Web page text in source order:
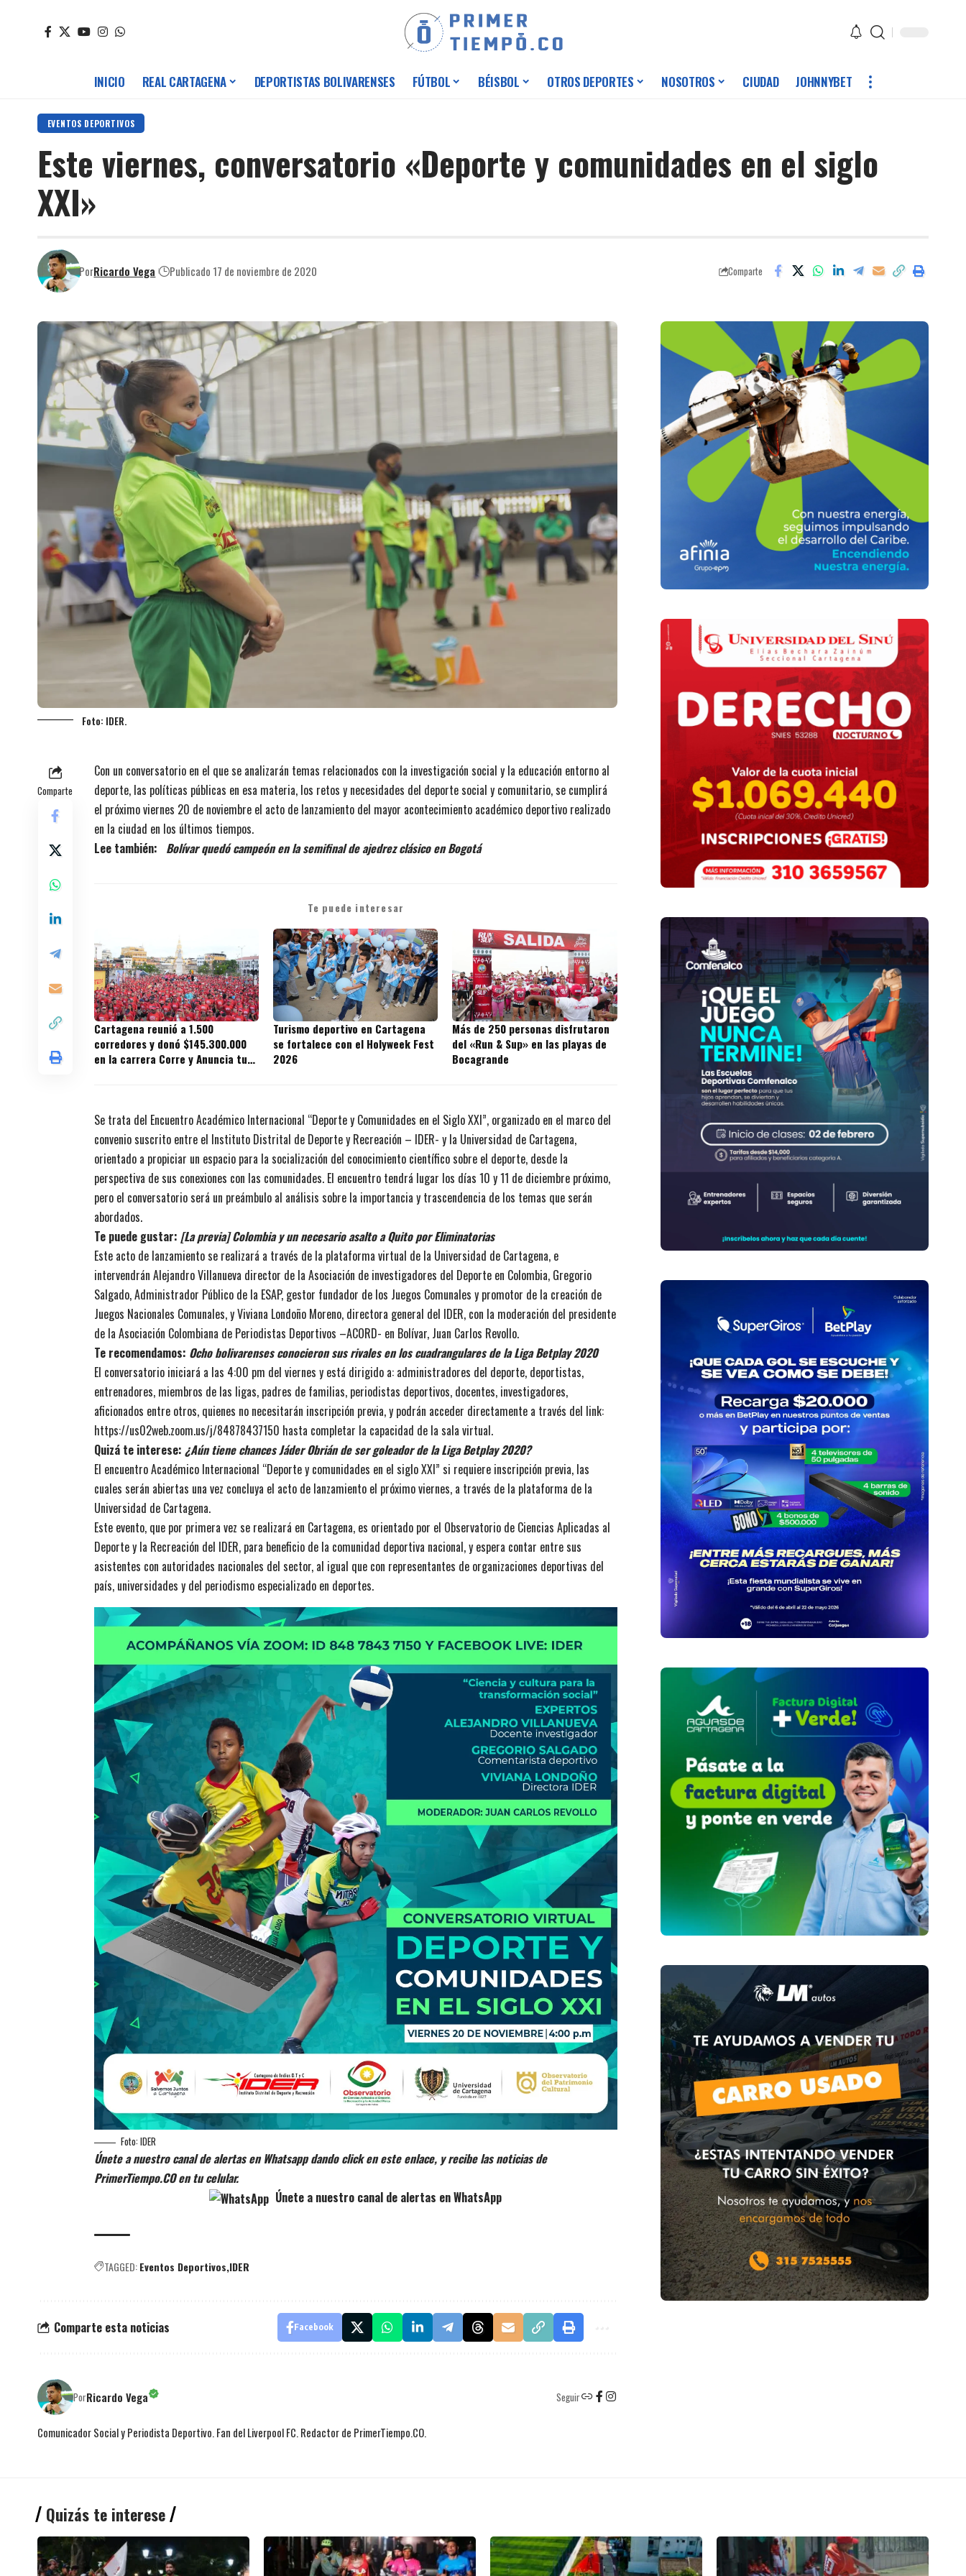
INICIO REAL CARTAGENA DEPORTISTAS BOLIVARENSES FÚTBOL BÉISBOL OTROS DEPORTES NOSOTROS CIUDAD JOHNNYBET
EVENTOS DEPORTIVOS
Este viernes, conversatorio «Deporte y comunidades en el siglo
XXI»
PorRicardo Vega Publicado 17 de noviembre de 2020 Comparte
Foto: IDER.
Comparte
Con un conversatorio en el que se analizarán temas relacionados con la investigación social y la educación entorno al
deporte, las políticas públicas en esa materia, los retos y necesidades del deporte social y comunitario, se cumplirá
el próximo viernes 20 de noviembre el acto de lanzamiento del mayor acontecimiento académico deportivo realizado
en la ciudad en los últimos tiempos.
Lee también: Bolívar quedó campeón en la semifinal de ajedrez clásico en Bogotá
Te puede interesar
Cartagena reunió a 1.500
corredores y donó $145.300.000
en la carrera Corre y Anuncia tu
Turismo deportivo en Cartagena
se fortalece con el Holyweek Fest
2026
Más de 250 personas disfrutaron
del «Run & Sup» en las playas de
Bocagrande
Se trata del Encuentro Académico Internacional “Deporte y Comunidades en el Siglo XXI”, organizado en el marco del
convenio suscrito entre el Instituto Distrital de Deporte y Recreación – IDER- y la Universidad de Cartagena,
orientado a propiciar un espacio para la socialización del conocimiento científico sobre el deporte, desde la
perspectiva de sus conexiones con las comunidades. El encuentro tendrá lugar los días 10 y 11 de diciembre próximo,
pero el conversatorio será un preámbulo al análisis sobre la importancia y trascendencia de los temas que serán
abordados.
Te puede gustar: [La previa] Colombia y un necesario asalto a Quito por Eliminatorias
Este acto de lanzamiento se realizará a través de la plataforma virtual de la Universidad de Cartagena, e
intervendrán Alejandro Villanueva director de la Asociación de investigadores del Deporte en Colombia, Gregorio
Salgado, Administrador Público de la ESAP, gestor fundador de los Juegos Comunales y promotor de la creación de
Juegos Nacionales Comunales, y Viviana Londoño Moreno, directora general del IDER, con la moderación del presidente
de la Asociación Colombiana de Periodistas Deportivos –ACORD- en Bolívar, Juan Carlos Revollo.
Te recomendamos: Ocho bolivarenses conocieron sus rivales en los cuadrangulares de la Liga Betplay 2020
El conversatorio iniciará a las 4:00 pm del viernes y está dirigido a: administradores del deporte, deportistas,
entrenadores, miembros de las ligas, padres de familias, periodistas deportivos, docentes, investigadores,
aficionados entre otros, quienes no necesitarán inscripción previa, y podrán acceder directamente a través del link:
https://us02web.zoom.us/j/84878437150 hasta completar la capacidad de la sala virtual.
Quizá te interese: ¿Aún tiene chances Jáder Obrián de ser goleador de la Liga Betplay 2020?
El encuentro Académico Internacional “Deporte y comunidades en el siglo XXI” si requiere inscripción previa, las
cuales serán abiertas una vez concluya el acto de lanzamiento el próximo viernes, a través de la plataforma de la
Universidad de Cartagena.
Este evento, que por primera vez se realizará en Cartagena, es orientado por el Observatorio de Ciencias Aplicadas al
Deporte y la Recreación del IDER, para beneficio de la comunidad deportiva nacional, y espera contar entre sus
asistentes con autoridades nacionales del sector, al igual que con representantes de organizaciones deportivas del
país, universidades y del periodismo especializado en deportes.
Foto: IDER
Únete a nuestro canal de alertas en Whatsapp dando click en este enlace, y recibe las noticias de
PrimerTiempo.CO en tu celular.
Únete a nuestro canal de alertas en WhatsApp
TAGGED:Eventos Deportivos IDER
Comparte esta noticias Facebook
PorRicardo Vega Seguir
Comunicador Social y Periodista Deportivo. Fan del Liverpool FC. Redactor de PrimerTiempo.CO.
Quizás te interese